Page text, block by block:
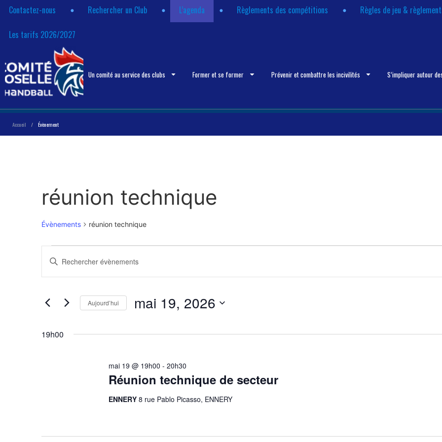
Contactez-nous Rechercher un Club L’agenda Règlements des compétitions Règles de jeu &
Les tarifs 2026/2027
Un comité au service des clubs Former et se former Prévenir et combattre les incivilités S’impliquer autour
Accueil / Évènement
réunion technique
Évènements réunion technique
Recherche
et
navigation
de
vues
Saisir
mot-
Rechercher
mot-
Aujourd’hui mai 19, 2026
date.
19h00
Réunion technique de secteur
mai 19 @ 19h00 - 20h30
ENNERY 8 rue Pablo Picasso, ENNERY